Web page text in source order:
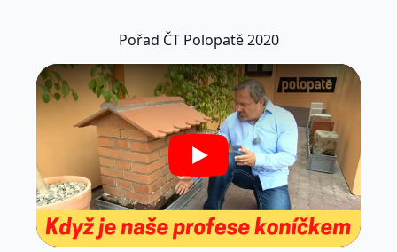
Pořad ČT Polopatě 2020
Play